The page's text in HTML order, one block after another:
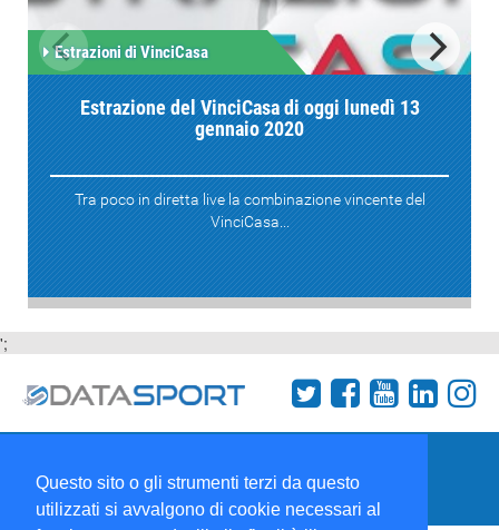
Questo sito o gli strumenti terzi da questo
utilizzati si avvalgono di cookie necessari al
Estrazioni di VinciCasa
Estrazione del VinciCasa di oggi lunedì 13
gennaio 2020
Tra poco in diretta live la combinazione vincente del
VinciCasa...
';
Collabora con noi